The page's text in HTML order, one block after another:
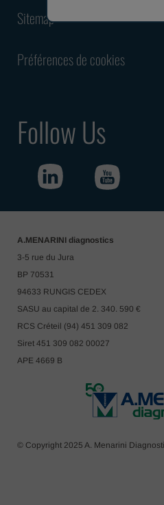
Sitemap
Préférences de cookies
Follow Us
A.MENARINI diagnostics
3-5 rue du Jura
BP 70531
94633 RUNGIS CEDEX
SASU au capital de 2. 340. 590 €
RCS Créteil (94) 451 309 082
Siret 451 309 082 00027
APE 4669 B
© Copyright 2025 A. Menarini